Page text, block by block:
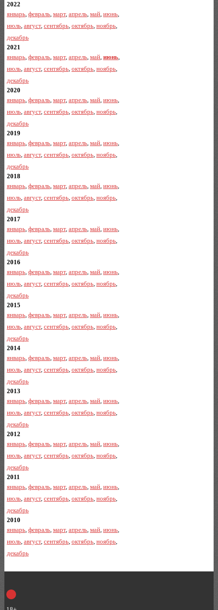
2022
январь, февраль, март, апрель, май, июнь,
июль, август, сентябрь, октябрь, ноябрь,
декабрь
2021
январь, февраль, март, апрель, май, июнь,
июль, август, сентябрь, октябрь, ноябрь,
декабрь
2020
январь, февраль, март, апрель, май, июнь,
июль, август, сентябрь, октябрь, ноябрь,
декабрь
2019
январь, февраль, март, апрель, май, июнь,
июль, август, сентябрь, октябрь, ноябрь,
декабрь
2018
январь, февраль, март, апрель, май, июнь,
июль, август, сентябрь, октябрь, ноябрь,
декабрь
2017
январь, февраль, март, апрель, май, июнь,
июль, август, сентябрь, октябрь, ноябрь,
декабрь
2016
январь, февраль, март, апрель, май, июнь,
июль, август, сентябрь, октябрь, ноябрь,
декабрь
2015
январь, февраль, март, апрель, май, июнь,
июль, август, сентябрь, октябрь, ноябрь,
декабрь
2014
январь, февраль, март, апрель, май, июнь,
июль, август, сентябрь, октябрь, ноябрь,
декабрь
2013
январь, февраль, март, апрель, май, июнь,
июль, август, сентябрь, октябрь, ноябрь,
декабрь
2012
январь, февраль, март, апрель, май, июнь,
июль, август, сентябрь, октябрь, ноябрь,
декабрь
2011
январь, февраль, март, апрель, май, июнь,
июль, август, сентябрь, октябрь, ноябрь,
декабрь
2010
январь, февраль, март, апрель, май, июнь,
июль, август, сентябрь, октябрь, ноябрь,
декабрь